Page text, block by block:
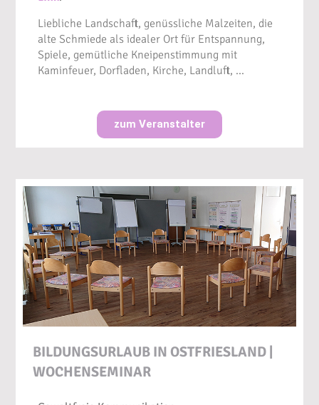
Liebliche Landschaft, genüssliche Malzeiten, die
alte Schmiede als idealer Ort für Entspannung,
Spiele, gemütliche Kneipenstimmung mit
Kaminfeuer, Dorfladen, Kirche, Landluft, …
zum Veranstalter
BILDUNGSURLAUB IN OSTFRIESLAND |
WOCHENSEMINAR